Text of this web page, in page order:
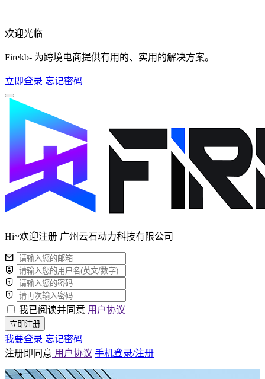
欢迎光临
Firekb- 为跨境电商提供有用的、实用的解决方案。
立即登录 忘记密码
Hi~欢迎注册 广州云石动力科技有限公司
我已阅读并同意 用户协议
立即注册
我要登录 忘记密码
注册即同意 用户协议 手机登录/注册